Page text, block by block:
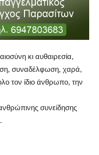
κι αυθαιρεσία,
συναδέλφωση, χαρά,
τον ίδιο άνθρωπο, την
συνείδησης